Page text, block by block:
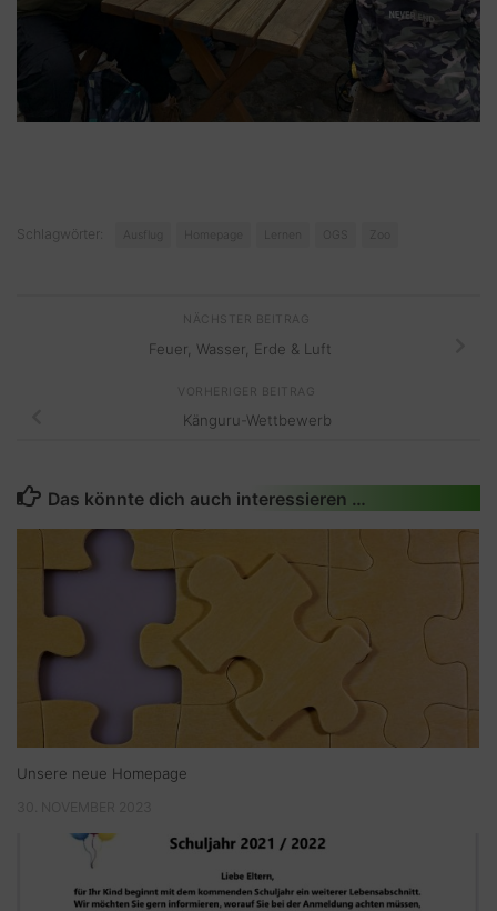
Schlagwörter: Homepage
Feuer, Wasser, Erde & Luft
VORHERIGER BEITRAG
Känguru-Wettbewerb
Das könnte dich auch interessieren …
Unsere neue Homepage